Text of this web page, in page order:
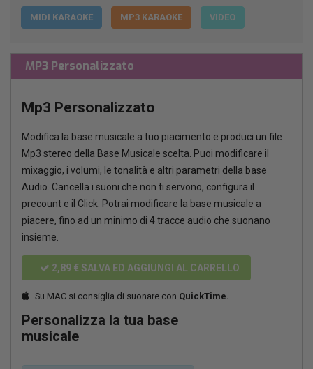
MIDI KARAOKE MP3 KARAOKE VIDEO
MP3 Personalizzato
Mp3 Personalizzato
Modifica la base musicale a tuo piacimento e produci un file
Mp3 stereo della Base Musicale scelta. Puoi modificare il
mixaggio, i volumi, le tonalità e altri parametri della base
Audio. Cancella i suoni che non ti servono, configura il
precount e il Click. Potrai modificare la base musicale a
piacere, fino ad un minimo di 4 tracce audio che suonano
insieme.
2,89 € SALVA ED AGGIUNGI AL CARRELLO
Su MAC si consiglia di suonare con QuickTime.
Personalizza la tua base
musicale